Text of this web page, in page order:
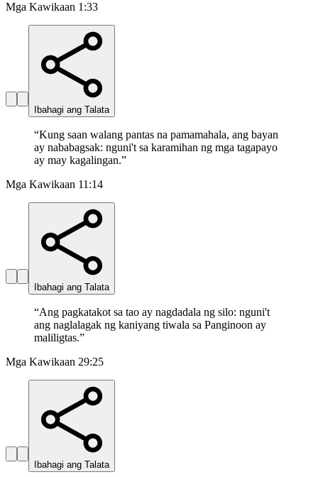
Mga Kawikaan 1:33
Ibahagi ang Talata
“Kung saan walang pantas na pamamahala, ang bayan
ay nababagsak: nguni't sa karamihan ng mga tagapayo
ay may kagalingan.”
Mga Kawikaan 11:14
Ibahagi ang Talata
“Ang pagkatakot sa tao ay nagdadala ng silo: nguni't
ang naglalagak ng kaniyang tiwala sa Panginoon ay
maliligtas.”
Mga Kawikaan 29:25
Ibahagi ang Talata